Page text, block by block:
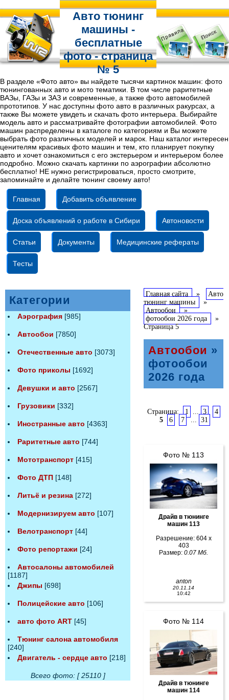
Авто тюнинг
машины -
бесплатные
фото - страница
№ 5
В разделе «Фото авто» вы найдете тысячи картинок машин: фото
тюнингованных авто и мото тематики. В том числе раритетные
ВАЗы, ГАЗы и ЗАЗ и современные, а также фото автомобилей
прототипов. У нас доступны фото авто в различных ракурсах, а
также Вы можете увидеть и скачать фото интерьера. Выбирайте
модель авто и рассматривайте фотографии автомобилей. Фото
машин распределены в каталоге по категориям и Вы можете
выбрать фото различных моделей и марок. Наш каталог интересен
ценителям красивых фото машин и тем, кто планирует покупку
авто и хочет ознакомиться с его экстерьером и интерьером более
подробно. Можно скачать картинки по аэрографии абсолютно
бесплатно! НЕ нужно регистрироваться, просто смотрите,
запоминайте и делайте тюнинг своему авто!
Главная Добавить объявление
Доска объявлений о работе в Сибири Автоновости
Статьи Документы Медицинские рефераты
Тесты
Категории
Аэрография [985]
Автообои [7850]
Отечественные авто [3073]
Фото приколы [1692]
Девушки и авто [2567]
Грузовики [332]
Иностранные авто [4363]
Раритетные авто [744]
Мототранспорт [415]
Фото ДТП [148]
Литьё и резина [272]
Модернизируем авто [107]
Велотранспорт [44]
Фото репортажи [24]
Автосалоны автомобилей
[1187]
Джипы [698]
Полицейские авто [106]
авто фото ART [45]
Тюнинг салона автомобиля
[240]
Двигатель - сердце авто [218]
Всего фото: [ 25110 ]
Главная сайта »
Авто
тюнинг машины
»
Автообои »
фотообои 2026 года
»
Страница 5
Автообои »
фотообои
2026 года
Страница: 1 ... 3
4
5
6 7 ... 31
Фото № 113
Драйв в тюнинге
машин 113
Разрешение: 604 x
403
Размер: 0.07 Мб.
anton
20.11.14
10:42
Фото № 114
Драйв в тюнинге
машин 114